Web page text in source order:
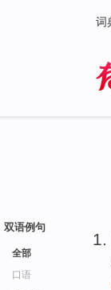
词
双语例句
全部
口语